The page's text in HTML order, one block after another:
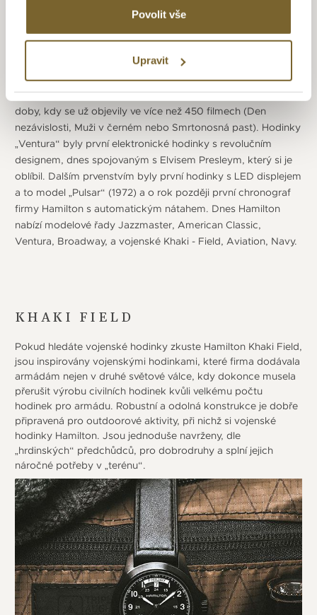
Povolit vše
Upravit
pádem i na rukou Hollywoodských filmových hvězd. První
film s hodinkami Hamilton byl „The Frogmen“ s modelem
Frogman. Dalším filmem byl v roce 1961 „Blue Hawaii“, kde
se objevil model Ventura na ruce Elvise Presleyho a dalším
slavným filmem byl „2001: Vesmírná odysea“. Spojení
filmového průmyslu a Hamiltonu přetrvává až do dnešní
doby, kdy se už objevily ve více než 450 filmech (Den
nezávislosti, Muži v černém nebo Smrtonosná past). Hodinky
„Ventura“ byly první elektronické hodinky s revolučním
designem, dnes spojovaným s Elvisem Presleym, který si je
oblíbil. Dalším prvenstvím byly první hodinky s LED displejem
a to model „Pulsar“ (1972) a o rok později první chronograf
firmy Hamilton s automatickým nátahem. Dnes Hamilton
nabízí modelové řady Jazzmaster, American Classic,
Ventura, Broadway, a vojenské Khaki - Field, Aviation, Navy.
KHAKI FIELD
Pokud hledáte vojenské hodinky zkuste Hamilton Khaki Field,
jsou inspirovány vojenskými hodinkami, které firma dodávala
armádám nejen v druhé světové válce, kdy dokonce musela
přerušit výrobu civilních hodinek kvůli velkému počtu
hodinek pro armádu. Robustní a odolná konstrukce je dobře
připravená pro outdoorové aktivity, při nichž si vojenské
hodinky Hamilton. Jsou jednoduše navrženy, dle
„hrdinských“ předchůdců, pro dobrodruhy a splní jejich
náročné potřeby v „terénu“.